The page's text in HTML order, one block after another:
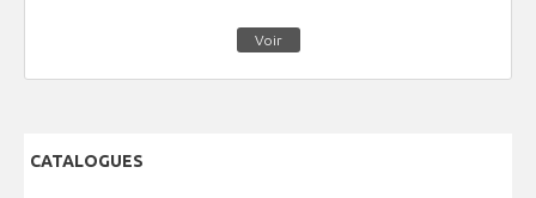
Voir
CATALOGUES